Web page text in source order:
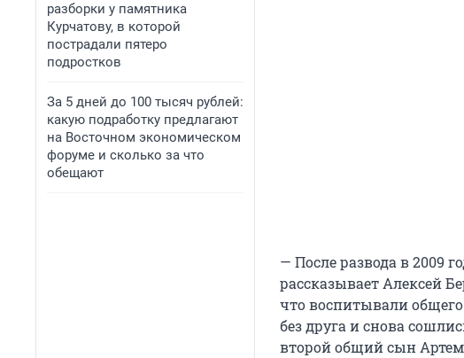
разборки у памятника
Курчатову, в которой
пострадали пятеро
подростков
За 5 дней до 100 тысяч рублей:
какую подработку предлагают
на Восточном экономическом
форуме и сколько за что
обещают
— После развода в 2009
рассказывает Алексей
что воспитывали
без друга и снова
второй общий сын